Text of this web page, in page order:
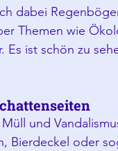
dabei
Themen wie
ist schön zu
und
Bierdeckel oder